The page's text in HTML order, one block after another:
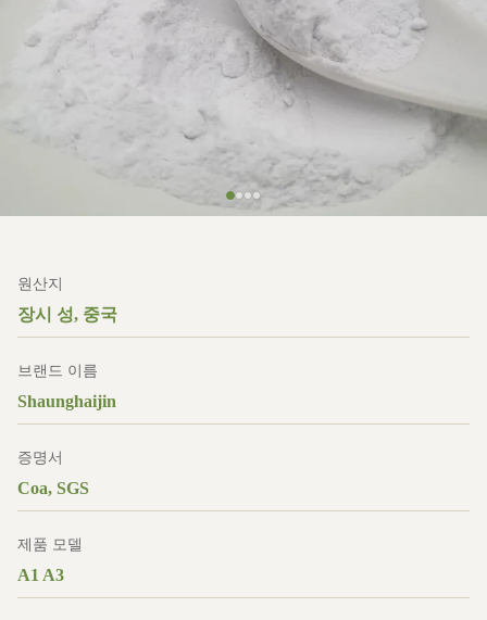
원산지
장시 성, 중국
브랜드 이름
Shaunghaijin
증명서
Coa, SGS
제품 모델
A1 A3